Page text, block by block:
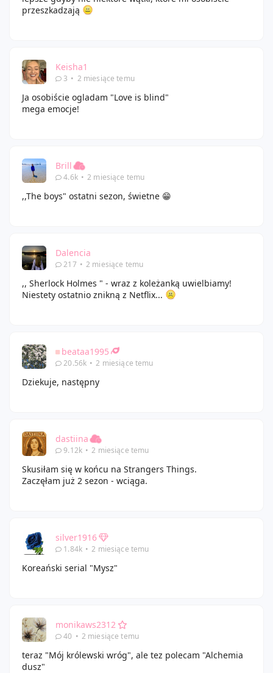
przeszkadzają
Keisha1
3 • 2 miesiące temu
Ja osobiście ogladam "Love is blind"
mega emocje!
Brill
4.6k • 2 miesiące temu
,,The boys" ostatni sezon, świetne 😁
Dalencia
217 • 2 miesiące temu
,, Sherlock Holmes " - wraz z koleżanką uwielbiamy!
Niestety ostatnio znikną z Netflix...
beataa1995
20.56k • 2 miesiące temu
Dziekuje, następny
dastiina
9.12k • 2 miesiące temu
Skusiłam się w końcu na Strangers Things.
Zaczęłam już 2 sezon - wciąga.
silver1916
1.84k • 2 miesiące temu
Koreański serial "Mysz"
monikaws2312
40 • 2 miesiące temu
teraz "Mój królewski wróg", ale tez polecam "Alchemia
dusz"